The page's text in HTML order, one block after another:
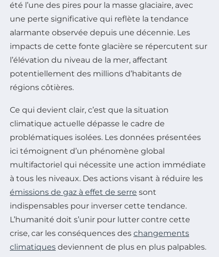
été l’une des pires pour la masse glaciaire, avec
une perte significative qui reflète la tendance
alarmante observée depuis une décennie. Les
impacts de cette fonte glacière se répercutent sur
l’élévation du niveau de la mer, affectant
potentiellement des millions d’habitants de
régions côtières.
Ce qui devient clair, c’est que la situation
climatique actuelle dépasse le cadre de
problématiques isolées. Les données présentées
ici témoignent d’un phénomène global
multifactoriel qui nécessite une action immédiate
à tous les niveaux. Des actions visant à réduire les
émissions de gaz à effet de serre sont
indispensables pour inverser cette tendance.
L’humanité doit s’unir pour lutter contre cette
crise, car les conséquences des changements
climatiques deviennent de plus en plus palpables.